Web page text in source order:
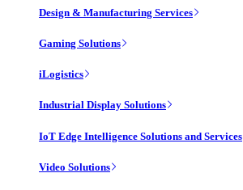
Design & Manufacturing Services
Gaming Solutions
iLogistics
Industrial Display Solutions
IoT Edge Intelligence Solutions and Services
Video Solutions